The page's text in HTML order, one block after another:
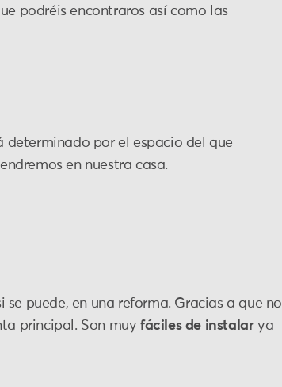
podréis encontraros así como las
determinado por el espacio del que
en nuestra casa.
se puede, en una reforma. Gracias a que no
principal. Son muyfáciles de instalarya